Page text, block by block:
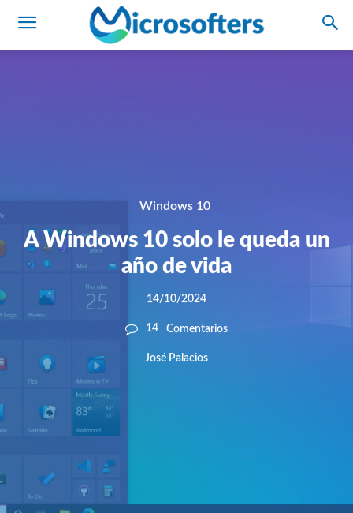
Windows 10
A Windows 10 solo le queda un
año de vida
14/10/2024
14 Comentarios
José Palacios